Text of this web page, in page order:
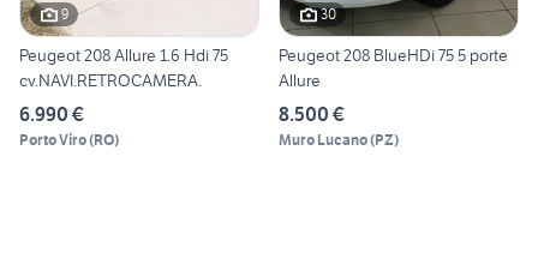
9
Peugeot 208 Allure 1.6 Hdi 75
cv.NAVI.RETROCAMERA.
6.990 €
Porto Viro(RO)
30
Peugeot 208 BlueHDi 75 5 porte
Allure
8.500 €
Muro Lucano(PZ)